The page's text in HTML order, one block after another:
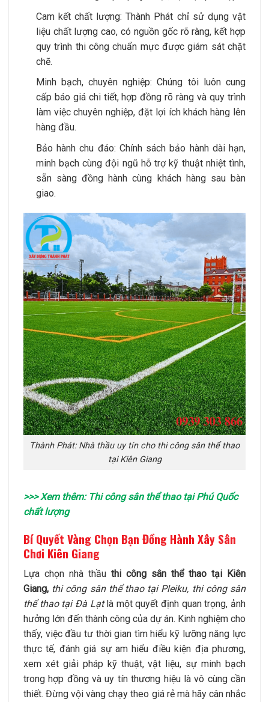
Cam kết chất lượng: Thành Phát chỉ sử dụng vật
liệu chất lượng cao, có nguồn gốc rõ ràng, kết hợp
quy trình thi công chuẩn mực được giám sát chặt
chẽ.
Minh bạch, chuyên nghiệp: Chúng tôi luôn cung
cấp báo giá chi tiết, hợp đồng rõ ràng và quy trình
làm việc chuyên nghiệp, đặt lợi ích khách hàng lên
hàng đầu.
Bảo hành chu đáo: Chính sách bảo hành dài hạn,
minh bạch cùng đội ngũ hỗ trợ kỹ thuật nhiệt tình,
sẵn sàng đồng hành cùng khách hàng sau bàn
giao.
Thành Phát: Nhà thầu uy tín cho thi công sân thể thao
tại Kiên Giang
>>> Xem thêm: Thi công sân thể thao tại Phú Quốc
chất lượng
Bí Quyết Vàng Chọn Bạn Đồng Hành Xây Sân
Chơi Kiên Giang
Lựa chọn nhà thầu thi công sân thể thao tại Kiên
Giang, thi công sân thể thao tại Pleiku, thi công sân
thể thao tại Đà Lạtlà một quyết định quan trọng, ảnh
hưởng lớn đến thành công của dự án. Kinh nghiệm cho
thấy, việc đầu tư thời gian tìm hiểu kỹ lưỡng năng lực
thực tế, đánh giá sự am hiểu điều kiện địa phương,
xem xét giải pháp kỹ thuật, vật liệu, sự minh bạch
trong hợp đồng và uy tín thương hiệu là vô cùng cần
thiết. Đừng vội vàng chạy theo giá rẻ mà hãy cân nhắc